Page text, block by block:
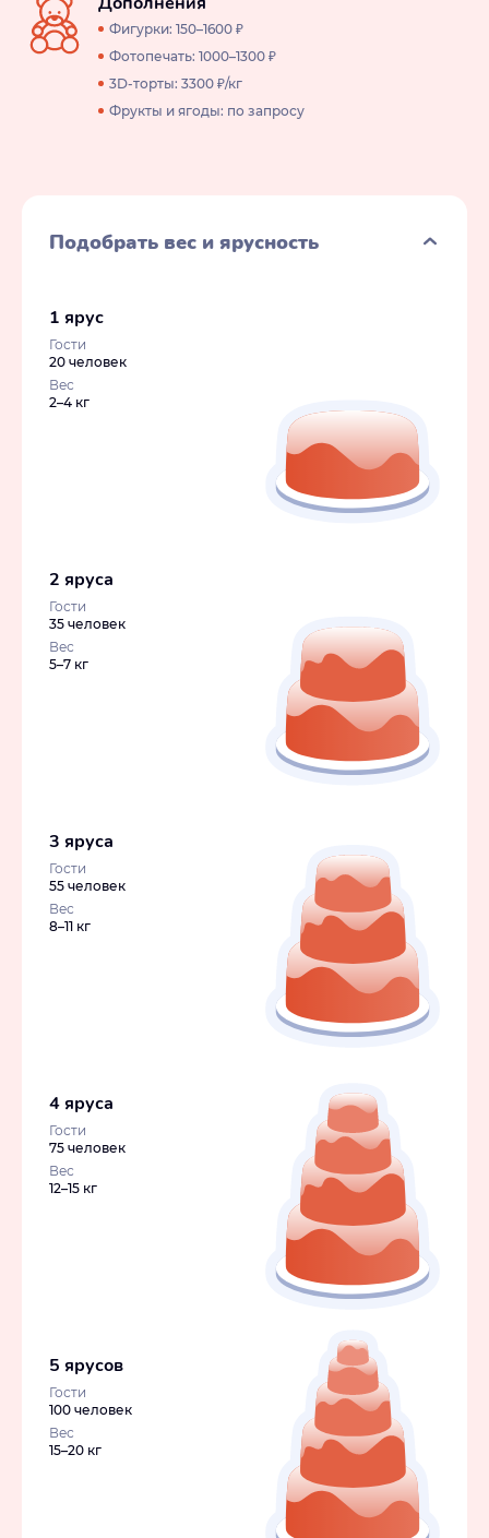
Фигурки: 150–1600 ₽
Фотопечать: 1000–1300 ₽
3D-торты: 3300 ₽/кг
Фрукты и ягоды: по запросу
Подобрать вес и ярусность
1 ярус
Гости
20 человек
Вес
2–4 кг
2 яруса
Гости
35 человек
Вес
5–7 кг
3 яруса
Гости
55 человек
Вес
8–11 кг
4 яруса
Гости
75 человек
Вес
12–15 кг
5 ярусов
Гости
100 человек
Вес
15–20 кг